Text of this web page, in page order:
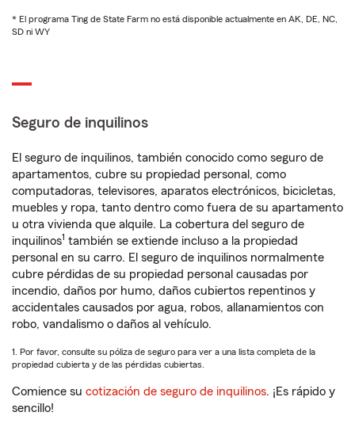
* El programa Ting de State Farm no está disponible actualmente en AK, DE, NC,
SD ni WY
Seguro de inquilinos
El seguro de inquilinos, también conocido como seguro de
apartamentos, cubre su propiedad personal, como
computadoras, televisores, aparatos electrónicos, bicicletas,
muebles y ropa, tanto dentro como fuera de su apartamento
u otra vivienda que alquile. La cobertura del seguro de
inquilinos1 también se extiende incluso a la propiedad
personal en su carro. El seguro de inquilinos normalmente
cubre pérdidas de su propiedad personal causadas por
incendio, daños por humo, daños cubiertos repentinos y
accidentales causados por agua, robos, allanamientos con
robo, vandalismo o daños al vehículo.
1. Por favor, consulte su póliza de seguro para ver a una lista completa de la
propiedad cubierta y de las pérdidas cubiertas.
Comience su cotización de seguro de inquilinos. ¡Es rápido y
sencillo!